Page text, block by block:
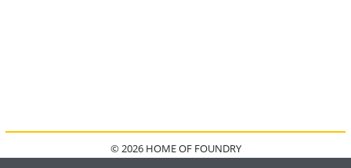
© 2026 HOME OF FOUNDRY